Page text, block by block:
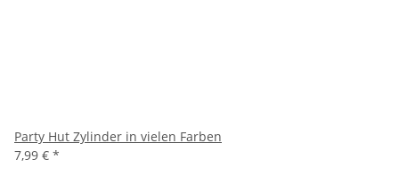
Party Hut Zylinder in vielen Farben
7,99 € *